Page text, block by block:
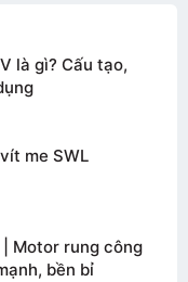
là gì? Cấu tạo,
me SWL
Motor rung công
bền bỉ